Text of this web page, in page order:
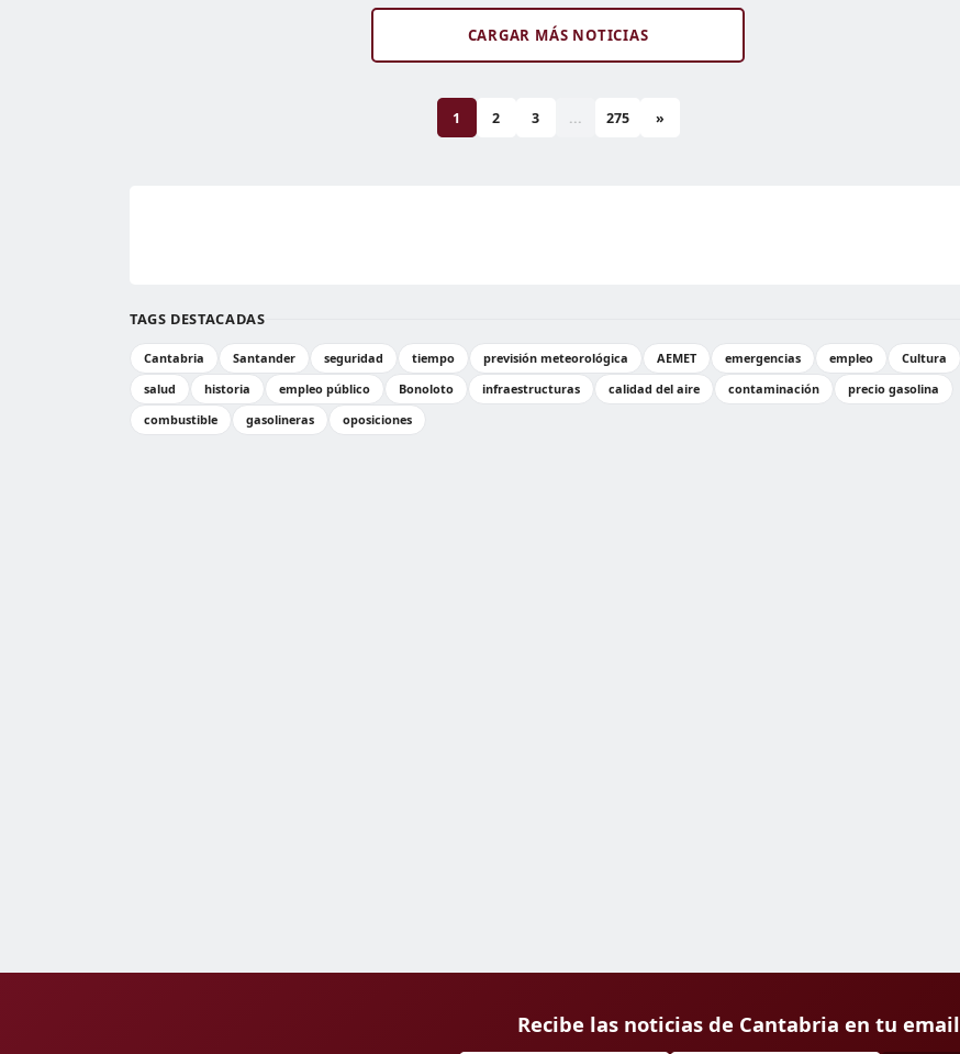
CARGAR MÁS NOTICIAS
1 2 3 ... 275 »
TAGS DESTACADAS
Cantabria Santander seguridad tiempo previsión meteorológica AEMET emergencias empleo
Cultura
salud
historia empleo público Bonoloto infraestructuras calidad del aire contaminación
precio gasolina
combustible
gasolineras oposiciones
Recibe las noticias de Cantabria en tu email